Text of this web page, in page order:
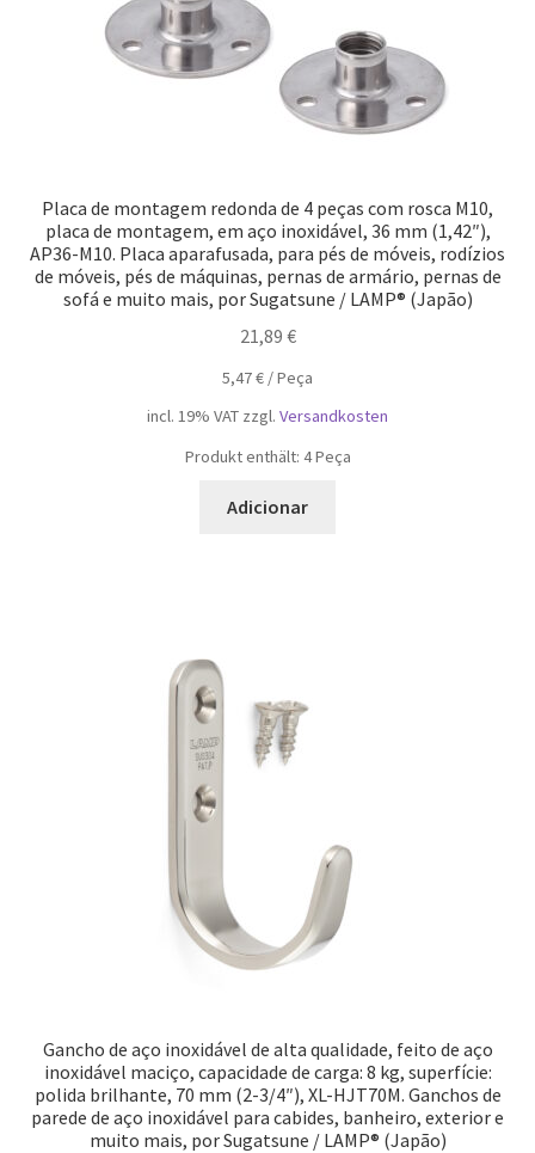
Placa de montagem redonda de 4 peças com rosca M10,
placa de montagem, em aço inoxidável, 36 mm (1,42″),
AP36-M10. Placa aparafusada, para pés de móveis, rodízios
de móveis, pés de máquinas, pernas de armário, pernas de
sofá e muito mais, por Sugatsune / LAMP® (Japão)
21,89 €
5,47€ /Peça
incl. 19% VAT zzgl. Versandkosten
Produkt enthält: 4Peça
Adicionar
Gancho de aço inoxidável de alta qualidade, feito de aço
inoxidável maciço, capacidade de carga: 8 kg, superfície:
polida brilhante, 70 mm (2-3/4″), XL-HJT70M. Ganchos de
parede de aço inoxidável para cabides, banheiro, exterior e
muito mais, por Sugatsune / LAMP® (Japão)